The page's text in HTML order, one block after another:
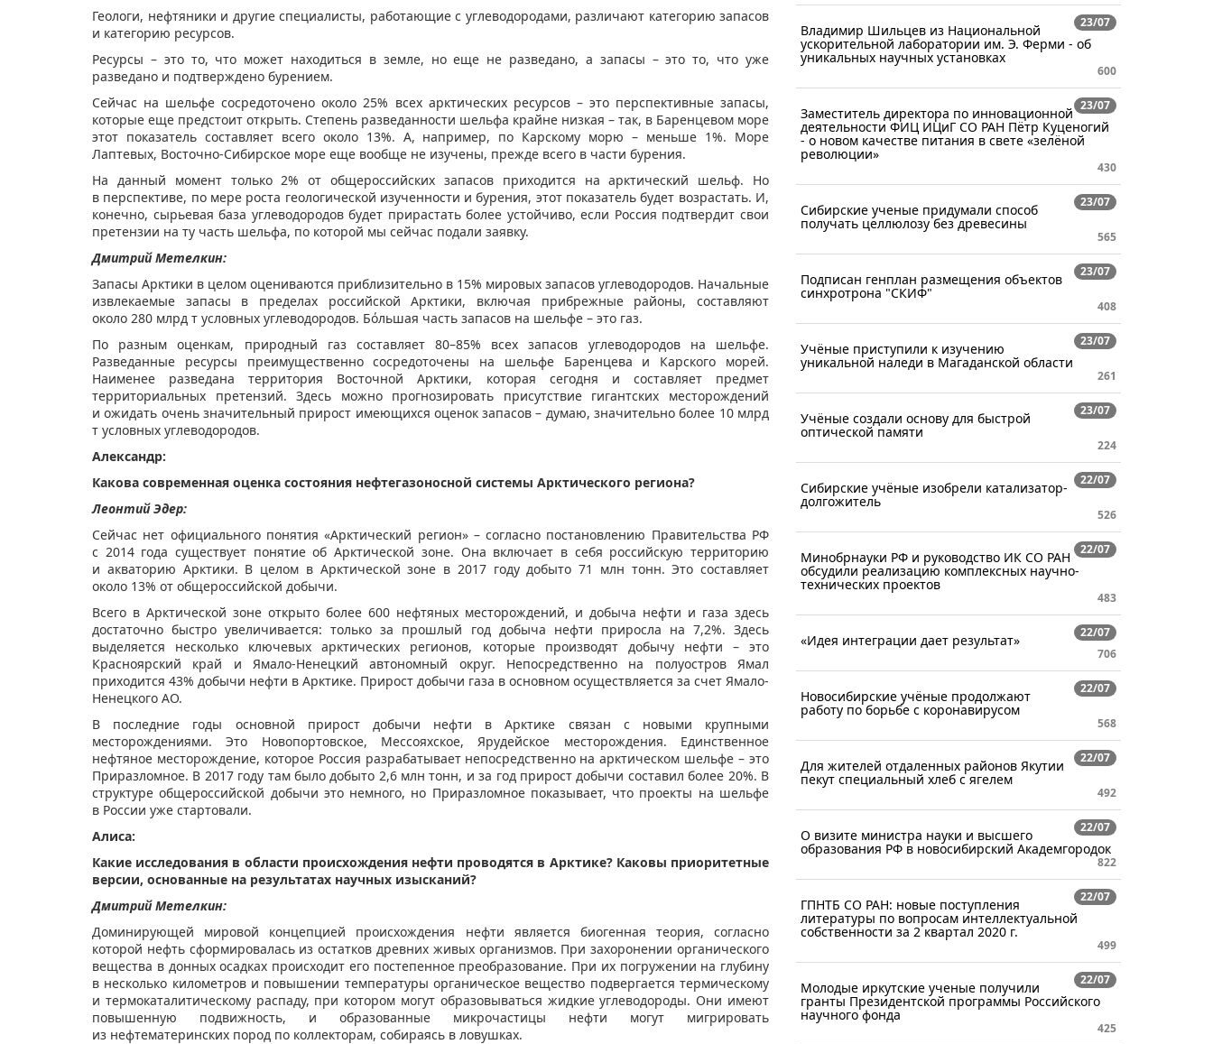
Геологи, нефтяники и другие специалисты, работающие с углеводородами, различают категорию запасов
и категорию ресурсов.
Ресурсы – это то, что может находиться в земле, но еще не разведано, а запасы – это то, что уже
разведано и подтверждено бурением.
Сейчас на шельфе сосредоточено около 25% всех арктических ресурсов – это перспективные запасы,
которые еще предстоит открыть. Степень разведанности шельфа крайне низкая – так, в Баренцевом море
этот показатель составляет всего около 13%. А, например, по Карскому морю – меньше 1%. Море
Лаптевых, Восточно-Сибирское море еще вообще не изучены, прежде всего в части бурения.
На данный момент только 2% от общероссийских запасов приходится на арктический шельф. Но
в перспективе, по мере роста геологической изученности и бурения, этот показатель будет возрастать. И,
конечно, сырьевая база углеводородов будет прирастать более устойчиво, если Россия подтвердит свои
претензии на ту часть шельфа, по которой мы сейчас подали заявку.
Дмитрий Метелкин:
Запасы Арктики в целом оцениваются приблизительно в 15% мировых запасов углеводородов. Начальные
извлекаемые запасы в пределах российской Арктики, включая прибрежные районы, составляют
около 280 млрд т условных углеводородов. Бόльшая часть запасов на шельфе – это газ.
По разным оценкам, природный газ составляет 80–85% всех запасов углеводородов на шельфе.
Разведанные ресурсы преимущественно сосредоточены на шельфе Баренцева и Карского морей.
Наименее разведана территория Восточной Арктики, которая сегодня и составляет предмет
территориальных претензий. Здесь можно прогнозировать присутствие гигантских месторождений
и ожидать очень значительный прирост имеющихся оценок запасов – думаю, значительно более 10 млрд
т условных углеводородов.
Александр:
Какова современная оценка состояния нефтегазоносной системы Арктического региона?
Леонтий Эдер:
Сейчас нет официального понятия «Арктический регион» – согласно постановлению Правительства РФ
с 2014 года существует понятие об Арктической зоне. Она включает в себя российскую территорию
и акваторию Арктики. В целом в Арктической зоне в 2017 году добыто 71 млн тонн. Это составляет
около 13% от общероссийской добычи.
Всего в Арктической зоне открыто более 600 нефтяных месторождений, и добыча нефти и газа здесь
достаточно быстро увеличивается: только за прошлый год добыча нефти приросла на 7,2%. Здесь
выделяется несколько ключевых арктических регионов, которые производят добычу нефти – это
Красноярский край и Ямало-Ненецкий автономный округ. Непосредственно на полуостров Ямал
приходится 43% добычи нефти в Арктике. Прирост добычи газа в основном осуществляется за счет Ямало-
Ненецкого АО.
В последние годы основной прирост добычи нефти в Арктике связан с новыми крупными
месторождениями. Это Новопортовское, Мессояхское, Ярудейское месторождения. Единственное
нефтяное месторождение, которое Россия разрабатывает непосредственно на арктическом шельфе – это
Приразломное. В 2017 году там было добыто 2,6 млн тонн, и за год прирост добычи составил более 20%. В
структуре общероссийской добычи это немного, но Приразломное показывает, что проекты на шельфе
в России уже стартовали.
Алиса:
Какие исследования в области происхождения нефти проводятся в Арктике? Каковы приоритетные
версии, основанные на результатах научных изысканий?
Дмитрий Метелкин:
Доминирующей мировой концепцией происхождения нефти является биогенная теория, согласно
которой нефть сформировалась из остатков древних живых организмов. При захоронении органического
вещества в донных осадках происходит его постепенное преобразование. При их погружении на глубину
в несколько километров и повышении температуры органическое вещество подвергается термическому
и термокаталитическому распаду, при котором могут образовываться жидкие углеводороды. Они имеют
повышенную подвижность, и образованные микрочастицы нефти могут мигрировать
из нефтематеринских пород по коллекторам, собираясь в ловушках.
23/07
Владимир Шильцев из Национальной
ускорительной лаборатории им. Э. Ферми - об
уникальных научных установках
600
23/07
Заместитель директора по инновационной
деятельности ФИЦ ИЦиГ СО РАН Пётр Куценогий
- о новом качестве питания в свете «зелёной
революции»
430
23/07
Сибирские ученые придумали способ
получать целлюлозу без древесины
565
23/07
Подписан генплан размещения объектов
синхротрона "СКИФ"
408
23/07
Учёные приступили к изучению
уникальной наледи в Магаданской области
261
23/07
Учёные создали основу для быстрой
оптической памяти
224
22/07
Сибирские учёные изобрели катализатор-
долгожитель
526
22/07
Минобрнауки РФ и руководство ИК СО РАН
обсудили реализацию комплексных научно-
технических проектов
483
22/07
«Идея интеграции дает результат»
706
22/07
Новосибирские учёные продолжают
работу по борьбе с коронавирусом
568
22/07
Для жителей отдаленных районов Якутии
пекут специальный хлеб с ягелем
492
22/07
О визите министра науки и высшего
образования РФ в новосибирский Академгородок
822
22/07
ГПНТБ СО РАН: новые поступления
литературы по вопросам интеллектуальной
собственности за 2 квартал 2020 г.
499
22/07
Молодые иркутские ученые получили
гранты Президентской программы Российского
научного фонда
425